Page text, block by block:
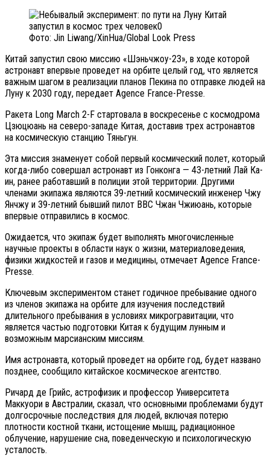
Фото: Jin Liwang/XinHua/Global Look Press
Китай запустил свою миссию «Шэньчжоу-23», в ходе которой
астронавт впервые проведет на орбите целый год, что является
важным шагом в реализации планов Пекина по отправке людей на
Луну к 2030 году, передает Agence France-Presse.
Ракета Long March 2-F стартовала в воскресенье с космодрома
Цзюцюань на северо-западе Китая, доставив трех астронавтов
на космическую станцию Тяньгун.
Эта миссия знаменует собой первый космический полет, который
когда-либо совершал астронавт из Гонконга — 43-летний Лай Ка-
ин, ранее работавший в полиции этой территории. Другими
членами экипажа являются 39-летний космический инженер Чжу
Янчжу и 39-летний бывший пилот ВВС Чжан Чжиюань, которые
впервые отправились в космос.
Ожидается, что экипаж будет выполнять многочисленные
научные проекты в области наук о жизни, материаловедения,
физики жидкостей и газов и медицины, отмечает Agence France-
Presse.
Ключевым экспериментом станет годичное пребывание одного
из членов экипажа на орбите для изучения последствий
длительного пребывания в условиях микрогравитации, что
является частью подготовки Китая к будущим лунным и
возможным марсианским миссиям.
Имя астронавта, который проведет на орбите год, будет названо
позднее, сообщило китайское космическое агентство.
Ричард де Грийс, астрофизик и профессор Университета
Маккуори в Австралии, сказал, что основными проблемами будут
долгосрочные последствия для людей, включая потерю
плотности костной ткани, истощение мышц, радиационное
облучение, нарушение сна, поведенческую и психологическую
усталость.